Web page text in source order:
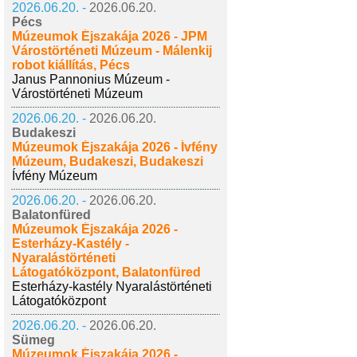
2026.06.20. - 2026.06.20.
Pécs
Múzeumok Éjszakája 2026 - JPM
Várostörténeti Múzeum - Málenkij
robot kiállítás, Pécs
Janus Pannonius Múzeum -
Várostörténeti Múzeum
2026.06.20. - 2026.06.20.
Budakeszi
Múzeumok Éjszakája 2026 - Ívfény
Múzeum, Budakeszi, Budakeszi
Ívfény Múzeum
2026.06.20. - 2026.06.20.
Balatonfüred
Múzeumok Éjszakája 2026 -
Esterházy-Kastély -
Nyaralástörténeti
Látogatóközpont, Balatonfüred
Esterházy-kastély Nyaralástörténeti
Látogatóközpont
2026.06.20. - 2026.06.20.
Sümeg
Múzeumok Éjszakája 2026 -